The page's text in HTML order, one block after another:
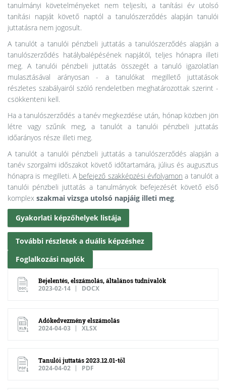
tanulmányi követelményeket nem teljesíti, a tanítási év utolsó
tanítási napját követő naptól a tanulószerződés alapján tanulói
juttatásra nem jogosult.
A tanulót a tanulói pénzbeli juttatás a tanulószerződés alapján a
tanulószerződés hatálybalépésének napjától, teljes hónapra illeti
meg. A tanulói pénzbeli juttatás összegét a tanuló igazolatlan
mulasztásával arányosan - a tanulókat megillető juttatások
részletes szabályairól szóló rendeletben meghatározottak szerint -
csökkenteni kell.
Ha a tanulószerződés a tanév megkezdése után, hónap közben jön
létre vagy szűnik meg, a tanulót a tanulói pénzbeli juttatás
időarányos része illeti meg.
A tanulót a tanulói pénzbeli juttatás a tanulószerződés alapján a
tanév szorgalmi időszakot követő időtartamára, július és augusztus
hónapra is megilleti. A befejező szakképzési évfolyamon a tanulót a
tanulói pénzbeli juttatás a tanulmányok befejezését követő első
komplex szakmai vizsga utolsó napjáig illeti meg.
Gyakorlati képzőhelyek listája
További részletek a duális képzéshez
Foglalkozási naplók
Bejelentés, elszámolás, általános tudnivalók
2023-02-14 DOCX
Adókedvezmény elszámolás
2024-04-03 XLSX
Tanulói juttatás 2023.12.01-től
2024-04-02 PDF